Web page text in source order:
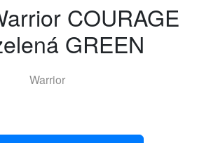
COURAGE
GREEN
Warrior